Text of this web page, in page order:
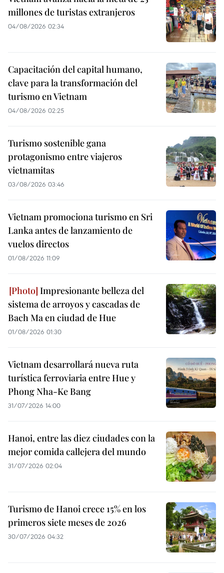
millones de turistas extranjeros
04/08/2026 02:34
Capacitación del capital humano,
clave para la transformación del
turismo en Vietnam
04/08/2026 02:25
Turismo sostenible gana
protagonismo entre viajeros
vietnamitas
03/08/2026 03:46
Vietnam promociona turismo en Sri
Lanka antes de lanzamiento de
vuelos directos
01/08/2026 11:09
Impresionante belleza del
sistema de arroyos y cascadas de
Bach Ma en ciudad de Hue
01/08/2026 01:30
Vietnam desarrollará nueva ruta
turística ferroviaria entre Hue y
Phong Nha-Ke Bang
31/07/2026 14:00
Hanoi, entre las diez ciudades con la
mejor comida callejera del mundo
31/07/2026 02:04
Turismo de Hanoi crece 15% en los
primeros siete meses de 2026
30/07/2026 04:32